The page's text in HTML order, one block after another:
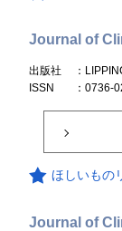
Journal of
出版社
：
ISSN
：0736-
ほしいもの
Journal of